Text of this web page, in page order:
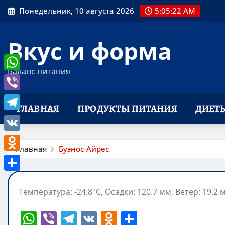
Перейти
к
Понедельник, 10 августа 2026 5:05:23 AM
Вкус и форма
Баланс питания
ГЛАВНАЯ ПРОДУКТЫ ПИТАНИЯ
Главная Буэнос-Айрес
Температура: -24.8°C, Осадки: 120.7 мм, Ветер: 19.2
W Vi T V O
WhatsApp
Viber
Telegram
VK
Odnoklassniki
Отправить